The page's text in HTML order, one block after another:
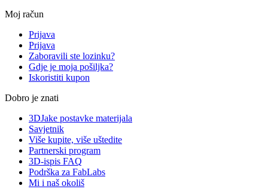
Moj račun
Prijava
Prijava
Zaboravili ste lozinku?
Gdje je moja pošiljka?
Iskoristiti kupon
Dobro je znati
3DJake postavke materijala
Savjetnik
Više kupite, više uštedite
Partnerski program
3D-ispis FAQ
Podrška za FabLabs
Mi i naš okoliš